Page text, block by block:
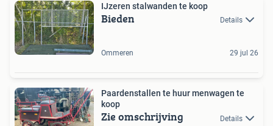
IJzeren stalwanden te koop
Bieden Details
Ommeren 29 jul 26
Paardenstallen te huur menwagen te
koop
Zie omschrijving Details